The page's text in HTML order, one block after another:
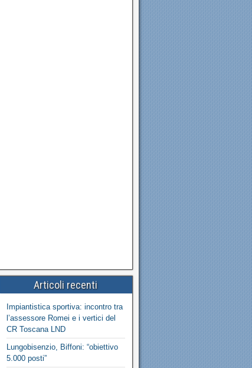
Articoli recenti
Impiantistica sportiva: incontro tra
l’assessore Romei e i vertici del
CR Toscana LND
Lungobisenzio, Biffoni: “obiettivo
5.000 posti”